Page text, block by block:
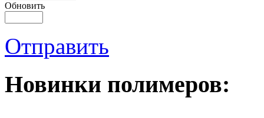
Обновить
Отправить
Новинки полимеров: